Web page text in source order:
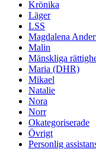
Krönika
Läger
LSS
Magdalena
Malin
Mänskliga
Maria (DHR)
Mikael
Natalie
Nora
Norr
Okategoriserade
Övrigt
Personlig